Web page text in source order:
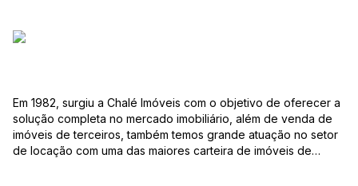
Em 1982, surgiu a Chalé Imóveis com o objetivo de oferecer a
solução completa no mercado imobiliário, além de venda de
imóveis de terceiros, também temos grande atuação no setor
de locação com uma das maiores carteira de imóveis de